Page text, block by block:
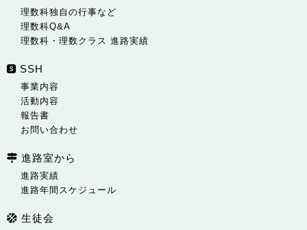
理数科独自の行事など
理数科Q&A
理数科・理数クラス 進路実績
SSH
事業内容
活動内容
報告書
お問い合わせ
進路室から
進路実績
進路年間スケジュール
生徒会